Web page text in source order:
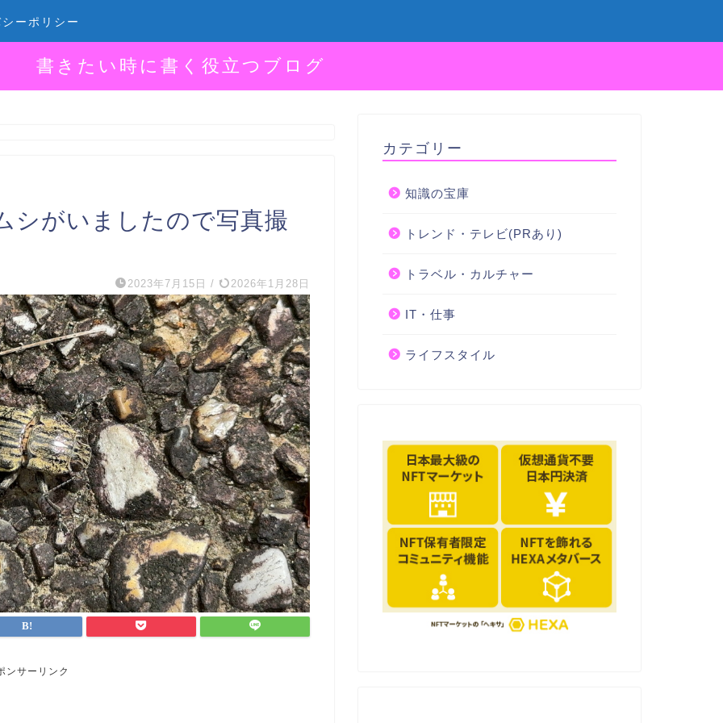
ーポリシー
書きたい時に書く役立つブログ
シがいましたので写真撮
2023年7月15日 / 2026年1月28日
ンサーリンク
カテゴリー
知識の宝庫
トレンド・テレビ(PRあり)
トラベル・カルチャー
IT・仕事
ライフスタイル